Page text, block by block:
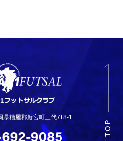
糟屋郡新宮町三代718-1